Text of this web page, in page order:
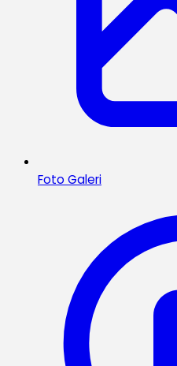
Foto Galeri